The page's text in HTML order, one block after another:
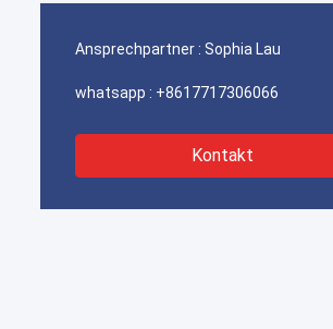
Ansprechpartner : Sophia Lau
whatsapp : +8617717306066
Kontakt